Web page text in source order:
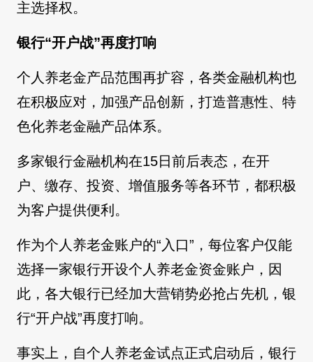
主选择权。
银行“开户战”再度打响
个人养老金产品范围再扩容，各类金融机构也
在积极应对，加强产品创新，打造普惠性、特
色化养老金融产品体系。
多家银行金融机构在15日前后表态，在开
户、缴存、投资、增值服务等各环节，都积极
为客户提供便利。
作为个人养老金账户的“入口”，每位客户仅能
选择一家银行开设个人养老金资金账户，因
此，各大银行已经加大营销势必抢占先机，银
行“开户战”再度打响。
事实上，自个人养老金试点正式启动后，银行